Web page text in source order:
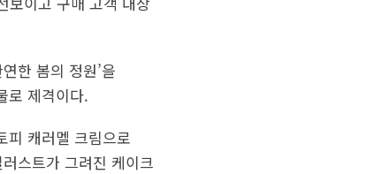
한 봄의 정원’을
로 제격이다.
피 캐러멜 크림으로
스트가 그려진 케이크